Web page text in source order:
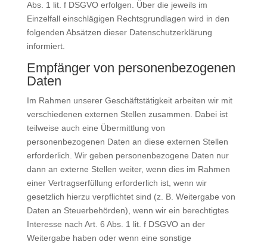
Abs. 1 lit. f DSGVO erfolgen. Über die jeweils im
Einzelfall einschlägigen Rechtsgrundlagen wird in den
folgenden Absätzen dieser Datenschutzerklärung
informiert.
Empfänger von personenbezogenen
Daten
Im Rahmen unserer Geschäftstätigkeit arbeiten wir mit
verschiedenen externen Stellen zusammen. Dabei ist
teilweise auch eine Übermittlung von
personenbezogenen Daten an diese externen Stellen
erforderlich. Wir geben personenbezogene Daten nur
dann an externe Stellen weiter, wenn dies im Rahmen
einer Vertragserfüllung erforderlich ist, wenn wir
gesetzlich hierzu verpflichtet sind (z. B. Weitergabe von
Daten an Steuerbehörden), wenn wir ein berechtigtes
Interesse nach Art. 6 Abs. 1 lit. f DSGVO an der
Weitergabe haben oder wenn eine sonstige